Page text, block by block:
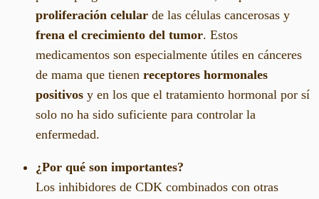
proliferación celular de las células cancerosas y
frena el crecimiento del tumor. Estos
medicamentos son especialmente útiles en cánceres
de mama que tienen receptores hormonales
positivos y en los que el tratamiento hormonal por sí
solo no ha sido suficiente para controlar la
enfermedad.
¿Por qué son importantes?
Los inhibidores de CDK combinados con otras